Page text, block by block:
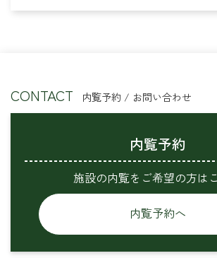
CONTACT 内覧予約 / お問い合わせ
内覧予約
施設の内覧をご希望の方は
内覧予約へ